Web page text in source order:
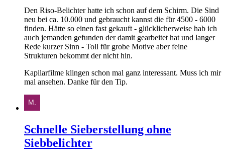
Den Riso-Belichter hatte ich schon auf dem Schirm. Die Sind
neu bei ca. 10.000 und gebraucht kannst die für 4500 - 6000
finden. Hätte so einen fast gekauft - glücklicherweise hab ich
auch jemanden gefunden der damit gearbeitet hat und langer
Rede kurzer Sinn - Toll für grobe Motive aber feine
Strukturen bekommt der nicht hin.
Kapilarfilme klingen schon mal ganz interessant. Muss ich mir
mal ansehen. Danke für den Tip.
Schnelle Sieberstellung ohne
Siebbelichter